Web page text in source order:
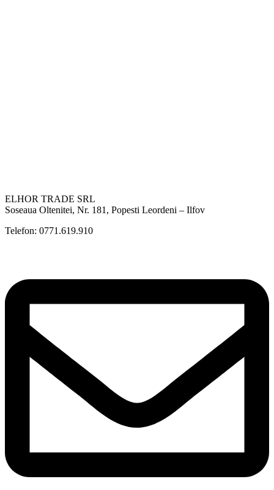
ELHOR TRADE SRL
Soseaua Oltenitei, Nr. 181, Popesti Leordeni – Ilfov
Telefon: 0771.619.910